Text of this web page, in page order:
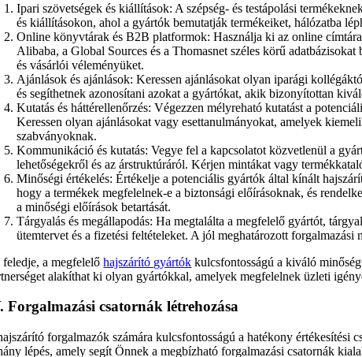
Ipari szövetségek és kiállítások: A szépség- és testápolási
és kiállításokon, ahol a gyártók bemutatják termékeiket, hálózatba
Online könyvtárak és B2B platformok: Használja ki az online
Alibaba, a Global Sources és a Thomasnet széles körű
és vásárlói véleményüket.
Ajánlások és ajánlások: Keressen ajánlásokat olyan iparági
és segíthetnek azonosítani azokat a gyártókat, akik bizonyítottan
Kutatás és háttérellenőrzés: Végezzen mélyreható kutatást a
Keressen olyan ajánlásokat vagy esettanulmányokat, amelyek
szabványoknak.
Kommunikáció és kutatás: Vegye fel a kapcsolatot közvetlenül a
lehetőségekről és az árstruktúráról. Kérjen mintákat vagy
Minőségi értékelés: Értékelje a potenciális gyártók által kínált
hogy a termékek megfelelnek-e a biztonsági előírásoknak, és
a minőségi előírások betartását.
Tárgyalás és megállapodás: Ha megtalálta a megfelelő gyártót,
ütemtervet és a fizetési feltételeket. A jól meghatározott
feledje, a megfelelőhajszárító gyártók kulcsfontosságú a kiváló
alakíthat ki olyan gyártókkal, amelyek megfelelnek üzleti
Forgalmazási csatornák létrehozása
forgalmazók számára kulcsfontosságú a hatékony értékesítési
lépés, amely segít Önnek a megbízható forgalmazási csatornák